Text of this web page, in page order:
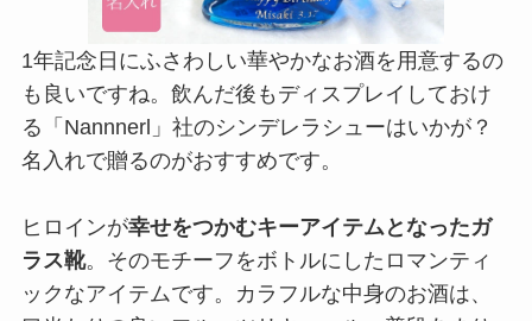
1年記念日にふさわしい華やかなお酒を用意するの
も良いですね。飲んだ後もディスプレイしておけ
る「Nannnerl」社のシンデレラシューはいかが？
名入れで贈るのがおすすめです。
ヒロインが幸せをつかむキーアイテムとなったガ
ラス靴。そのモチーフをボトルにしたロマンティ
ックなアイテムです。カラフルな中身のお酒は、